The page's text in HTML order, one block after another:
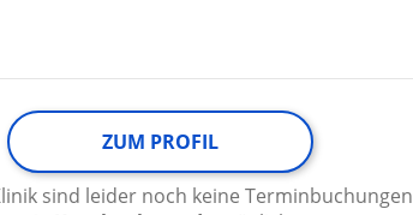
ZUM PROFIL
sind leider noch keine Terminbuchungen